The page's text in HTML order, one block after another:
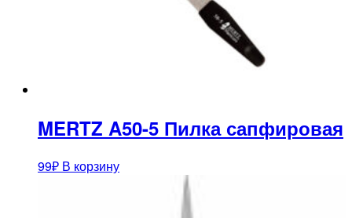
MERTZ A50-5 Пилка сапфировая
99₽ В корзину